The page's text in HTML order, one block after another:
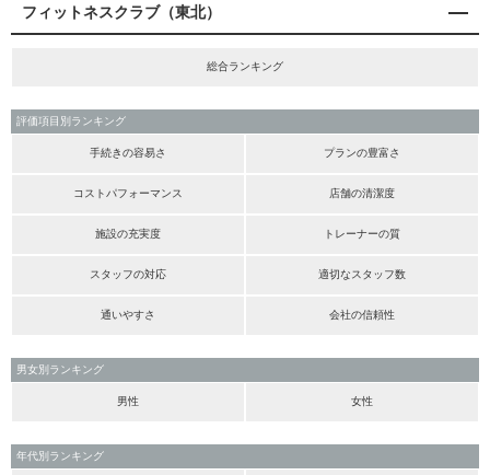
フィットネスクラブ（東北）
総合ランキング
評価項目別ランキング
手続きの容易さ プランの豊富さ
コストパフォーマンス 店舗の清潔度
施設の充実度 トレーナーの質
スタッフの対応 適切なスタッフ数
通いやすさ 会社の信頼性
男女別ランキング
男性 女性
年代別ランキング